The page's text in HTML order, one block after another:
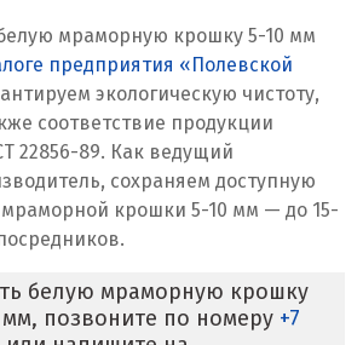
мраморную крошку 5-10 мм
предприятия «Полевской
экологическую чистоту,
соответствие продукции
22856-89. Как ведущий
сохраняем доступную
мраморной крошки 5-10 мм — до 15-
белую мраморную крошку
позвоните по номеру +7